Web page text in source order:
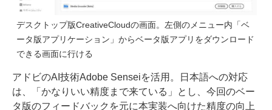
デスクトップ版CreativeCloudの画面。左側のメニュー内「ベ
ータ版アプリケーション」からベータ版アプリをダウンロード
できる画面に行ける
アドビのAI技術Adobe Senseiを活用。日本語への対応
は、「かなりいい精度まで来ている」とし、今回のベー
タ版のフィードバックを元に本実装へ向けた精度の向上